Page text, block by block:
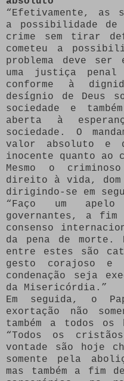
“Efetivamente, as
a possibilidade de
crime sem tirar
cometeu a
problema deve ser
uma justiça penal
conforme à
desígnio de Deus
sociedade e
aberta à
sociedade. O
valor absoluto e
inocente quanto ao
Mesmo o
direito à vida, dom
dirigindo-se em
“Faço um
governantes, a fim
consenso
da pena de morte.
entre estes são
gesto corajoso e
condenação seja
da Misericórdia.”
Em seguida, o
exortação não
também a todos os
“Todos os
vontade são hoje
somente pela
mas também a fim